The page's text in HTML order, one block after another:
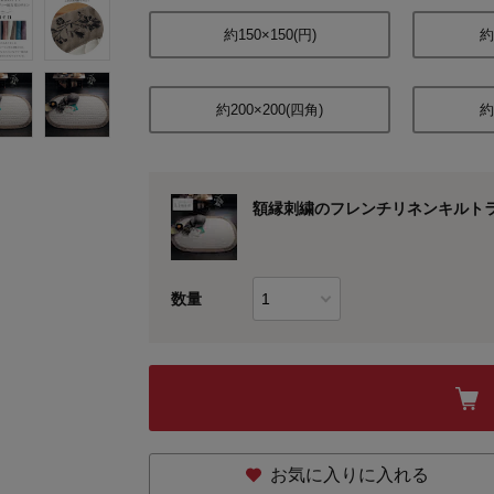
約150×150(円)
約200×200(四角)
額縁刺繍のフレンチリネンキルト
数量
お気に入りに入れる